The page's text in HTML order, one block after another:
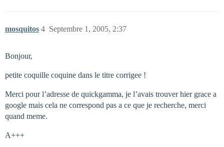
mosquitos Septembre 1, 2005, 2:37
4
Bonjour,
petite coquille coquine dans le titre corrigee !
Merci pour l’adresse de quickgamma, je l’avais trouver hier grace a
google mais cela ne correspond pas a ce que je recherche, merci
quand meme.
A+++